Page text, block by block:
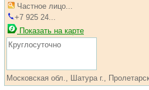
Частное лицо...
+7 925 24...
Показать на карте
Круглосуточно
Московская обл., Шатура г.,